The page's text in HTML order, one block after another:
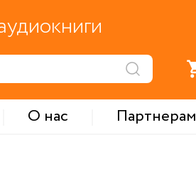
О нас
Партнерам